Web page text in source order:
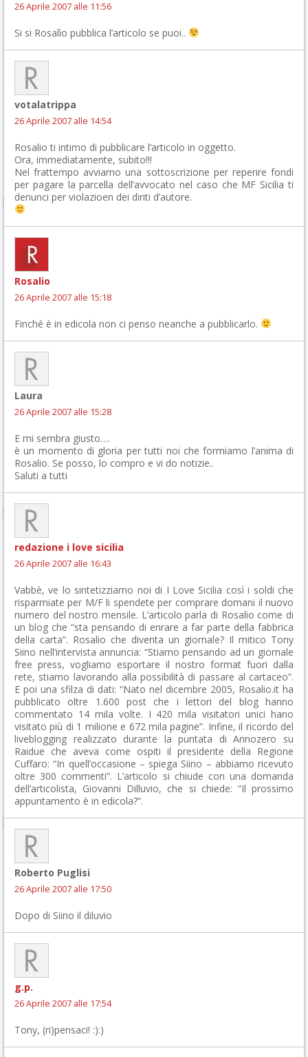
26 Aprile 2007 alle 11:56
Si si Rosalìo pubblica l’articolo se puoi..
votalatrippa
26 Aprile 2007 alle 14:54
Rosalio ti intimo di pubblicare l’articolo in oggetto.
Ora, immediatamente, subito!!!
Nel frattempo avviamo una sottoscrizione per reperire fondi
per pagare la parcella dell’avvocato nel caso che MF Sicilia ti
denunci per violazioen dei diriti d’autore.
Rosalio
26 Aprile 2007 alle 15:18
Finché è in edicola non ci penso neanche a pubblicarlo.
Laura
26 Aprile 2007 alle 15:28
E mi sembra giusto….
è un momento di gloria per tutti noi che formiamo l’anima di
Rosalio. Se posso, lo compro e vi do notizie..
Saluti a tutti
redazione i love sicilia
26 Aprile 2007 alle 16:43
Vabbè, ve lo sintetizziamo noi di I Love Sicilia così i soldi che
risparmiate per M/F li spendete per comprare domani il nuovo
numero del nostro mensile. L’articolo parla di Rosalio come di
un blog che “sta pensando di enrare a far parte della fabbrica
della carta”. Rosalio che diventa un giornale? Il mitico Tony
Siino nell’intervista annuncia: “Stiamo pensando ad un giornale
free press, vogliamo esportare il nostro format fuori dalla
rete, stiamo lavorando alla possibilità di passare al cartaceo”.
E poi una sfilza di dati: “Nato nel dicembre 2005, Rosalio.it ha
pubblicato oltre 1.600 post che i lettori del blog hanno
commentato 14 mila volte. I 420 mila visitatori unici hano
visitato più di 1 milione e 672 mila pagine”. Infine, il ricordo del
liveblogging realizzato durante la puntata di Annozero su
Raidue che aveva come ospiti il presidente della Regione
Cuffaro: “In quell’occasione – spiega Siino – abbiamo ricevuto
oltre 300 commenti”. L’articolo si chiude con una domanda
dell’articolista, Giovanni Dilluvio, che si chiede: “Il prossimo
appuntamento è in edicola?”.
Roberto Puglisi
26 Aprile 2007 alle 17:50
Dopo di Siino il diluvio
g.p.
26 Aprile 2007 alle 17:54
Tony, (ri)pensaci! :):)